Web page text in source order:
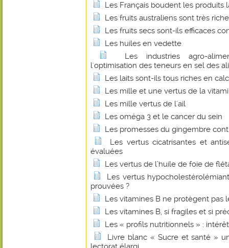
Les Français boudent les produits
Les fruits australiens sont très
Les fruits secs sont-ils efficaces
Les huiles en vedette
Les industries agro-
l'optimisation des teneurs en sel des
Les laits sont-ils tous riches en
Les mille et une vertus de la
Les mille vertus de l'ail
Les oméga 3 et le cancer du sein
Les promesses du gingembre
Les vertus cicatrisantes et
évaluées
Les vertus de l’huile de foie de
Les vertus
prouvées ?
Les vitamines B ne protègent pas
Les vitamines B, si fragiles et si
Les « profils nutritionnels » :
Livre blanc « Sucre et santé »